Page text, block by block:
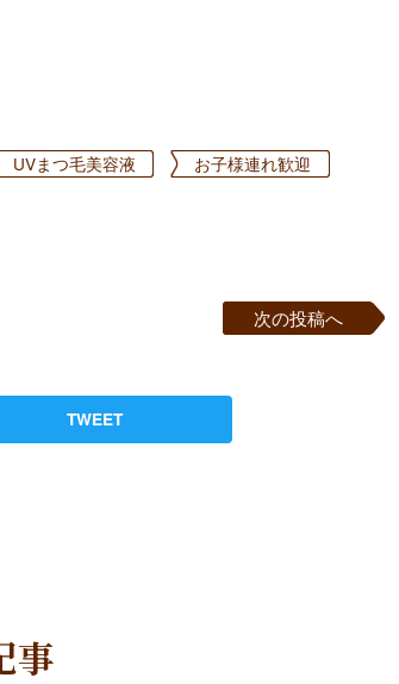
UVまつ毛美容液
お子様連れ歓迎
次の投稿へ
TWEET
事